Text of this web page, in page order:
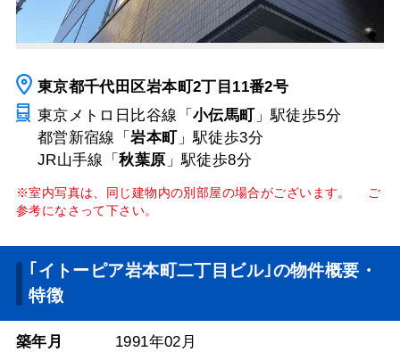
東京都千代田区岩本町2丁目11番2号
東京メトロ日比谷線「 小伝馬町」駅徒歩5分
都営新宿線「岩本町」駅徒歩3分
JR山手線「秋葉原 」駅徒歩8分
※室内写真は、同じ建物内の別部屋の場合がございます。 ご
参考になさって下さい。
｢イトーピア岩本町二丁目ビル｣の物件概要・
特徴
築年月 1991年02月